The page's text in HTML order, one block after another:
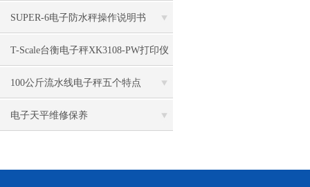
法
SUPER-6电子防水秤操作说明书
T-Scale台衡电子秤XK3108-PW打印仪
表
100公斤流水线电子秤五个特点
电子天平维修保养